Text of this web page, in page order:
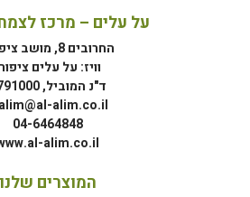
על עלים – מרכז
החרובים 8, מושב ציפורי
וויז: על עלים
ד"נ המוביל, 1791000
alim.co.il
04-6464848
alim.co.il
המוצרים שלנו